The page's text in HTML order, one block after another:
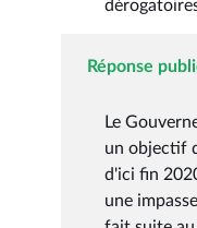
Réponse
Le
un objectif
d'ici fin
une